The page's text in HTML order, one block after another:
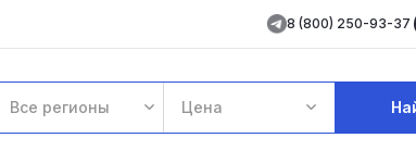
8 (800) 250-93-37
Все регионы Цена